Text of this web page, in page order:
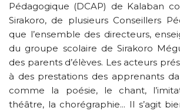
Pédagogique (DCAP) de Kalaban
Sirakoro, de plusieurs Conseillers
que l’ensemble des directeurs,
du groupe scolaire de Sirakoro
des parents d’élèves. Les acteurs
à des prestations des apprenants
comme la poésie, le chant,
théâtre, la chorégraphie... Il s’agit